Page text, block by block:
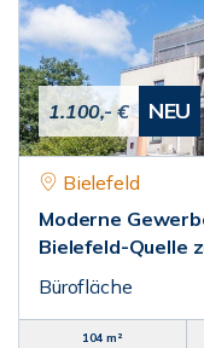
1.100,- € NEU
Bielefeld
Moderne
Bielefeld-Quelle
Bürofläche
104 m²